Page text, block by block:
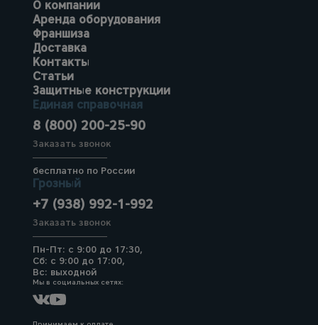
О компании
Аренда оборудования
Франшиза
Доставка
Контакты
Статьи
Защитные конструкции
Единая справочная
8 (800) 200-25-90
Заказать звонок
бесплатно по России
Грозный
+7 (938) 992-1-992
Заказать звонок
Пн-Пт: с 9:00 до 17:30,
Сб: с 9:00 до 17:00,
Вс: выходной
Мы в социальных сетях: